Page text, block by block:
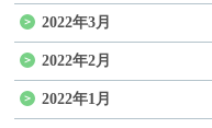
2022年3月
2022年2月
2022年1月